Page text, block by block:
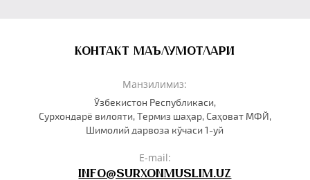
КОНТАКТ МАЪЛУМОТЛАРИ
Манзилимиз:
Ўзбекистон Республикаси,
Сурхондарё вилояти, Термиз шаҳар, Саҳоват МФЙ,
Шимолий дарвоза кўчаси 1-уй
E-mail:
info@surxonmuslim.uz